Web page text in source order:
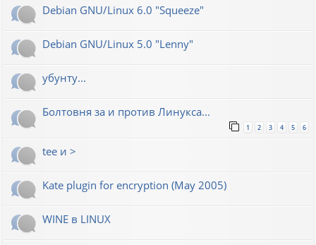
Debian GNU/Linux 6.0 "Squeeze"
Debian GNU/Linux 5.0 "Lenny"
убунту...
Болтовня за и против Линукса...
1 2 3 4 5 6
tee и >
Kate plugin for encryption (May 2005)
WINE в LINUX